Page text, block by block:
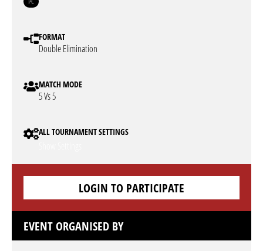
FORMAT
Double Elimination
MATCH MODE
5 Vs 5
ALL TOURNAMENT SETTINGS
LOGIN TO PARTICIPATE
EVENT ORGANISED BY